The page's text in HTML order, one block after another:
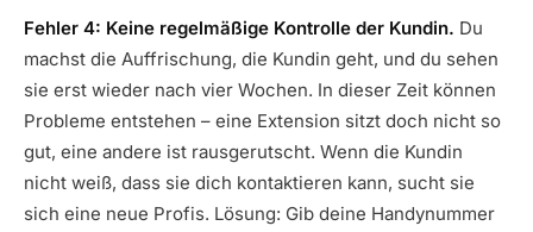
Fehler 4: Keine regelmäßige Kontrolle der Kundin. Du
machst die Auffrischung, die Kundin geht, und du sehen
sie erst wieder nach vier Wochen. In dieser Zeit können
Probleme entstehen – eine Extension sitzt doch nicht so
gut, eine andere ist rausgerutscht. Wenn die Kundin
nicht weiß, dass sie dich kontaktieren kann, sucht sie
sich eine neue Profis. Lösung: Gib deine Handynummer